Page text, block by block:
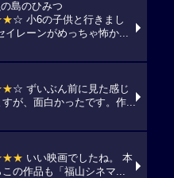
島のひみつ
☆ 小6の子供と行きまし
イレーンがめっちゃ怖か...
☆ ずいぶん前に見た感じ
すが、面白かったです。作...
いい映画でしたね。 本
この作品も「福山シネマ...